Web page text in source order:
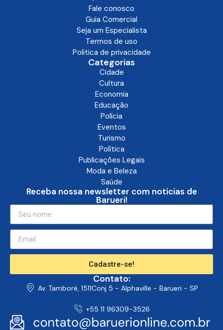
Fale conosco
Guia Comercial
Seja um Especialista
Termos de uso
Politica de privacidade
Categorias
Cidade
Cultura
Economia
Educação
Polícia
Eventos
Turismo
Política
Publicações Legais
Moda e Beleza
Saúde
Receba nossa newsletter com noticias de
Barueri!
Cadastre-se!
Contato:
Av. Tamboré, 1511Conj 5 - Alphaville - Barueri - SP
+55 11 96309-3526